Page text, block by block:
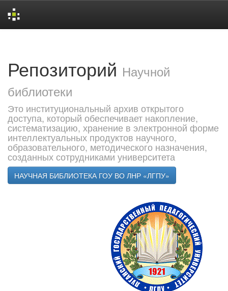
Репозиторий Научной
библиотеки
Это институциональный архив открытого
доступа, который обеспечивает накопление,
систематизацию, хранение в электронной форме
интеллектуальных продуктов научного,
образовательного, методического назначения,
созданных сотрудниками университета
НАУЧНАЯ БИБЛИОТЕКА ГОУ ВО ЛНР «ЛГПУ»